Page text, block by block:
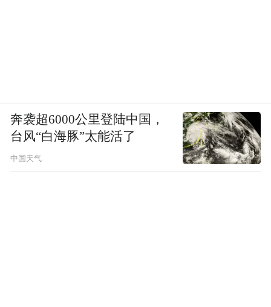
奔袭超6000公里登陆中国，
台风“白海豚”太能活了
中国天气